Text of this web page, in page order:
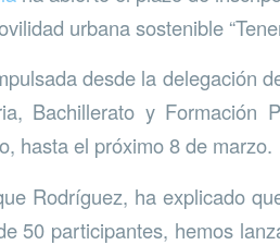
urbana sostenible
desde la delegación
Bachillerato y Formación
hasta el próximo 8 de marzo.
Rodríguez, ha explicado
50 participantes, hemos